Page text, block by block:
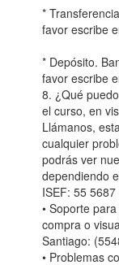
*
favor escribe
* Depósito.
favor escribe
8. ¿Qué
el curso, en
Llámanos,
cualquier
podrás ver
dependiendo
ISEF: 55 5687
• Soporte
compra o
Santiago:
• Problemas